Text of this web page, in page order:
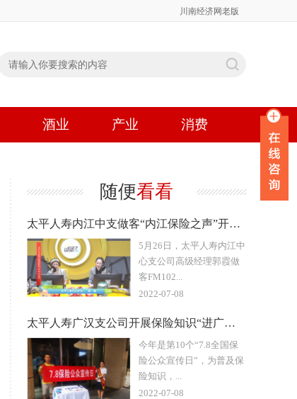
川南经济网老版
酒业 产业 消费
随便看看
太平人寿内江中支做客“内江保险之声”开展养老话题专题直播
5月26日，太平人寿内江中
心支公司高级经理郭霞做
客FM102...
2022-07-08
太平人寿广汉支公司开展保险知识“进广场”活动
今年是第10个“7.8全国保
险公众宣传日”，为普及保
险知识，...
2022-07-08